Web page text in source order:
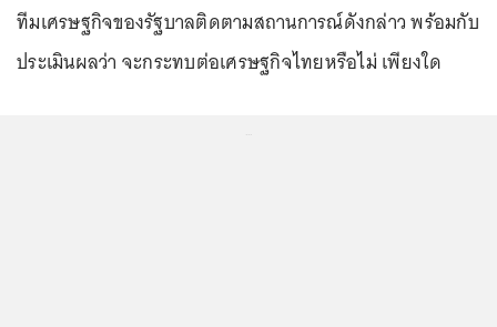
ทีมเศรษฐกิจของรัฐบาลติดตามสถานการณ์ดังกล่าว พร้อมกับ
ประเมินผลว่า จะกระทบต่อเศรษฐกิจไทยหรือไม่ เพียงใด